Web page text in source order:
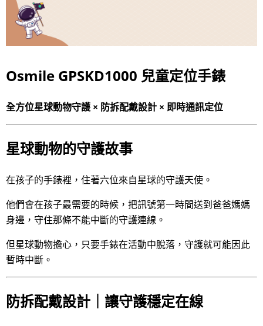
Osmile GPSKD1000 兒童定位手錶
全方位星球動物守護 × 防拆配戴設計 × 即時通訊定位
星球動物的守護故事
在孩子的手錶裡，住著六位來自星球的守護天使。
他們會在孩子最需要的時候，把訊號第一時間送到爸爸媽媽
身邊，守住那條不能中斷的守護連線。
但星球動物擔心，只要手錶在活動中脫落，守護就可能因此
暫時中斷。
防拆配戴設計｜讓守護穩定在線